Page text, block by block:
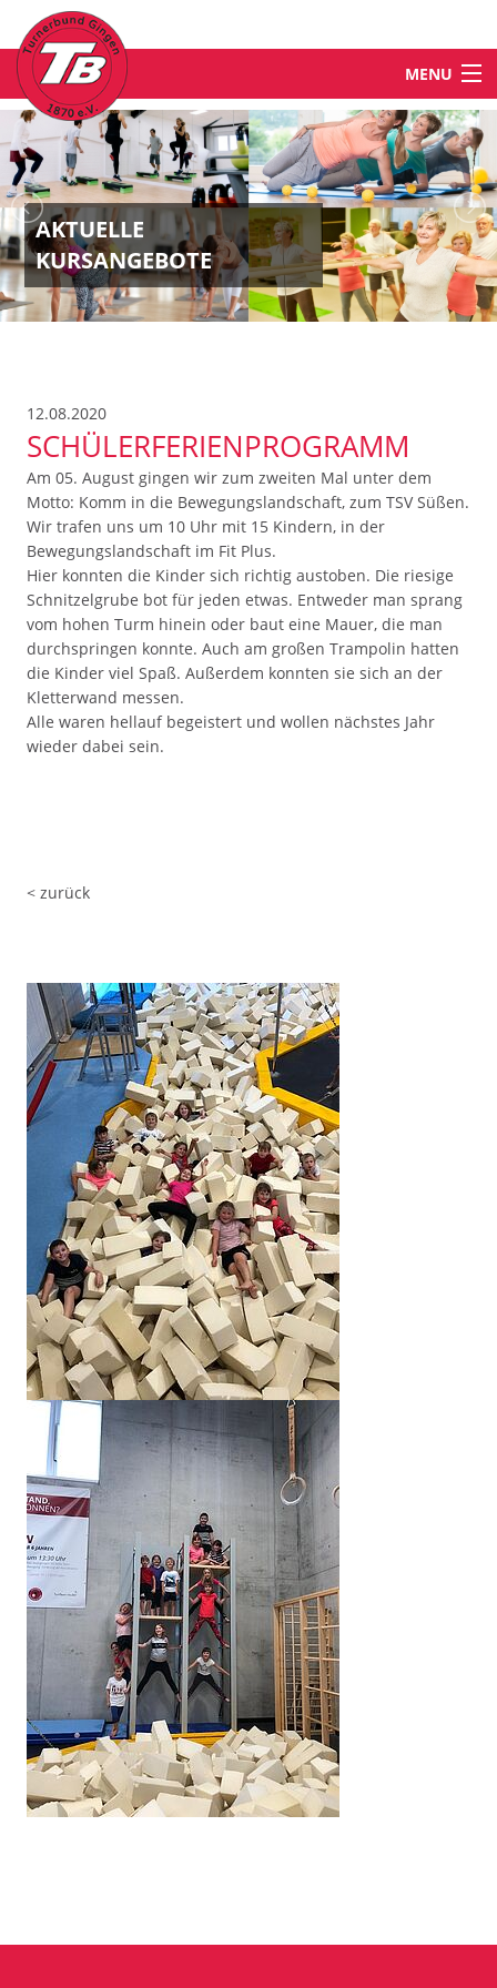
MENU
STARTSEITE
NEWS
ABTEILUNGEN & ANGEBOTE
KONTAKT
AKTUELLE
KURSANGEBOTE
12.08.2020
SCHÜLERFERIENPROGRAMM
Am 05. August gingen wir zum zweiten Mal unter dem
Motto: Komm in die Bewegungslandschaft, zum TSV Süßen.
Wir trafen uns um 10 Uhr mit 15 Kindern, in der
Bewegungslandschaft im Fit Plus.
Hier konnten die Kinder sich richtig austoben. Die riesige
Schnitzelgrube bot für jeden etwas. Entweder man sprang
vom hohen Turm hinein oder baut eine Mauer, die man
durchspringen konnte. Auch am großen Trampolin hatten
die Kinder viel Spaß. Außerdem konnten sie sich an der
Kletterwand messen.
Alle waren hellauf begeistert und wollen nächstes Jahr
wieder dabei sein.
< zurück